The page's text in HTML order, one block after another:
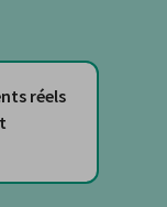
réels